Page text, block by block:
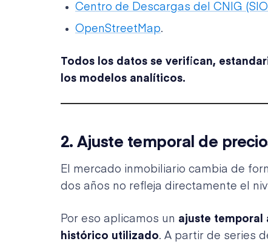
Centro de Descargas del CNIG
OpenStreetMap.
Todos los datos se verifican,
los modelos analíticos.
2.Ajuste temporal de
El mercado inmobiliario cambia de
dos años no refleja directamente el
Por eso aplicamos un ajuste temporal
histórico utilizado. A partir de series